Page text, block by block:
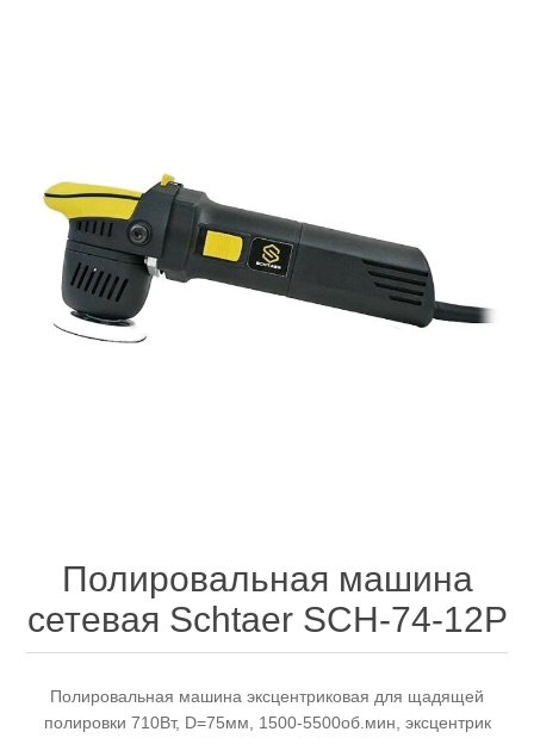
Электроинструмент
Садовая и силовая техника
Ремонт инструмента марки DCK
Ремонт инструмента марки Elitech
Новости
FAQ
Полировальная машина
сетевая Schtaer SCH-74-12P
Полировальная машина эксцентриковая для щадящей
полировки 710Вт, D=75мм, 1500-5500об.мин, эксцентрик